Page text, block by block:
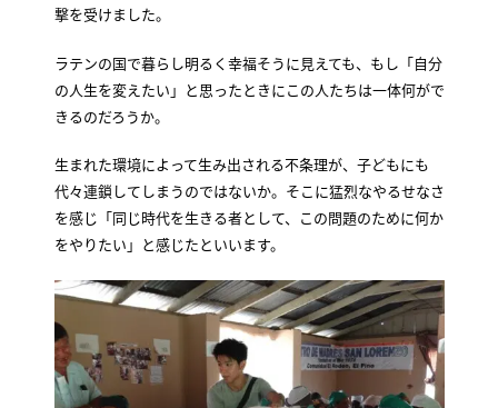
撃を受けました。
ラテンの国で暮らし明るく幸福そうに見えても、もし「自分
の人生を変えたい」と思ったときにこの人たちは一体何がで
きるのだろうか。
生まれた環境によって生み出される不条理が、子どもにも
代々連鎖してしまうのではないか。そこに猛烈なやるせなさ
を感じ「同じ時代を生きる者として、この問題のために何か
をやりたい」と感じたといいます。